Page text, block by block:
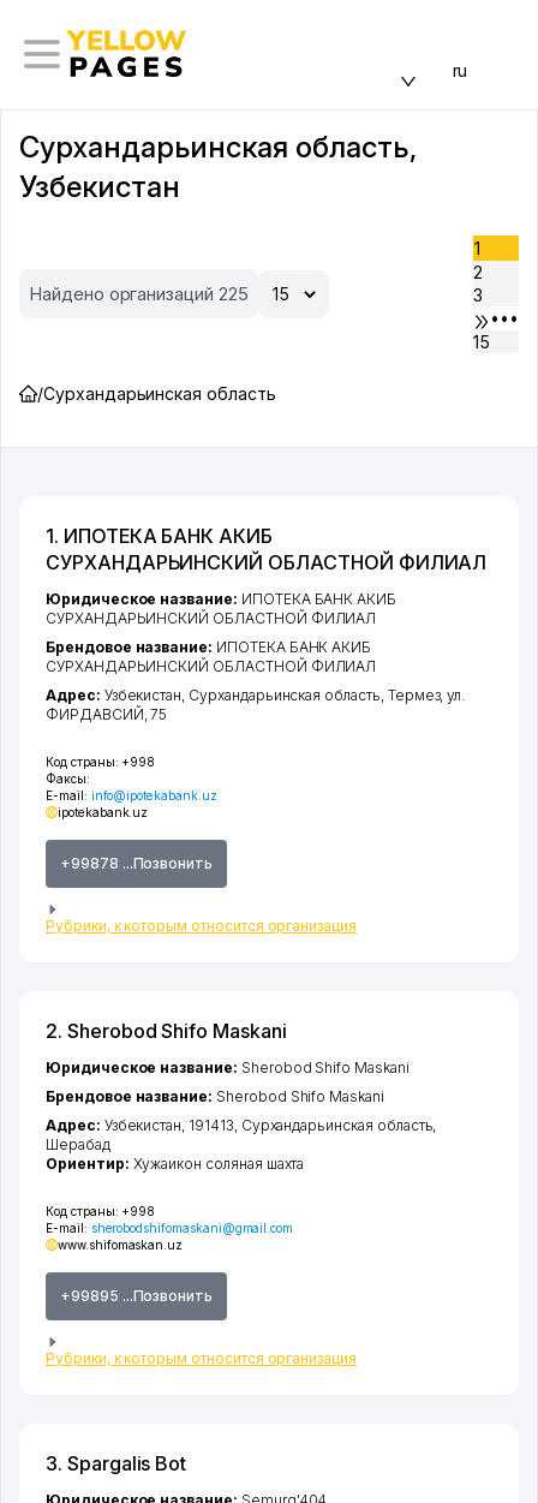
ru
Сурхандарьинская область,
Узбекистан
Найдено организаций 225
1
2
3
•••
15
/Сурхандарьинская область
1. ИПОТЕКА БАНК АКИБ
СУРХАНДАРЬИНСКИЙ ОБЛАСТНОЙ ФИЛИАЛ
Код страны: +998
Факсы:
E-mail: info@ipotekabank.uz
ipotekabank.uz
+99878 ...Позвонить
Рубрики, к которым относится организация
Юридическое название: ИПОТЕКА БАНК АКИБ
СУРХАНДАРЬИНСКИЙ ОБЛАСТНОЙ ФИЛИАЛ
Брендовое название: ИПОТЕКА БАНК АКИБ
СУРХАНДАРЬИНСКИЙ ОБЛАСТНОЙ ФИЛИАЛ
Адрес: Узбекистан, Сурхандарьинская область Термез,ул.
ФИРДАВСИЙ , 75
2. Sherobod Shifo Maskani
Код страны: +998
E-mail: sherobodshifomaskani@gmail.com
www.shifomaskan.uz
+99895 ...Позвонить
Рубрики, к которым относится организация
Юридическое название: Sherobod Shifo Maskani
Брендовое название: Sherobod Shifo Maskani
Адрес: Узбекистан, 191413, Сурхандарьинская область,
Шерабад
Ориентир: Хужаикон соляная шахта
3. Spargalis Bot